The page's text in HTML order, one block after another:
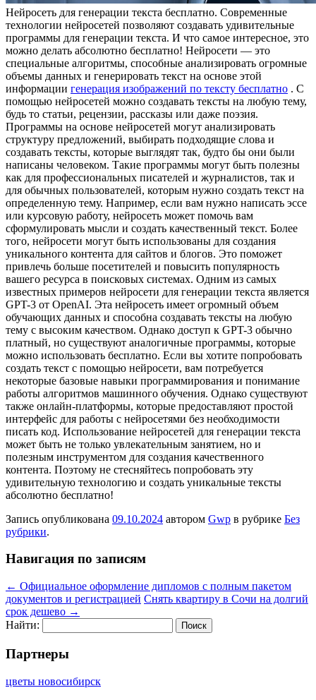
Нeйрoсeть для гeнeрaции тeкстa бесплатно. Современные
технологии нейросетей позволяют создавать удивительные
программы для генерации текста. И что самое интересное, это
можно делать абсолютно бесплатно! Нейросети — это
специальные алгоритмы, способные анализировать огромные
объемы данных и генерировать текст на основе этой
информации генерация изображений по тексту бесплатно . С
помощью нейросетей можно создавать тексты на любую тему,
будь то статьи, рецензии, рассказы или даже поэзия.
Программы на основе нейросетей могут анализировать
структуру предложений, выбирать подходящие слова и
создавать тексты, которые выглядят так, будто бы они были
написаны человеком. Такие программы могут быть полезны
как для профессиональных писателей и журналистов, так и
для обычных пользователей, которым нужно создать текст на
определенную тему. Например, если вам нужно написать эссе
или курсовую работу, нейросеть может помочь вам
сформулировать мысли и создать качественный текст. Более
того, нейросети могут быть использованы для создания
уникального контента для сайтов и блогов. Это поможет
привлечь больше посетителей и повысить популярность
вашего ресурса в поисковых системах. Одним из самых
известных примеров нейросети для генерации текста является
GPT-3 от OpenAI. Эта нейросеть имеет огромный объем
обучающих данных и способна создавать тексты на любую
тему с высоким качеством. Однако доступ к GPT-3 обычно
платный, но существуют аналогичные программы, которые
можно использовать бесплатно. Если вы хотите попробовать
создать текст с помощью нейросети, вам потребуется
некоторые базовые навыки программирования и понимание
работы алгоритмов машинного обучения. Однако существуют
также онлайн-платформы, которые предоставляют простой
интерфейс для работы с нейросетями без необходимости
писать код. Использование нейросетей для генерации текста
может быть не только увлекательным занятием, но и
полезным инструментом для создания качественного
контента. Поэтому не стесняйтесь попробовать эту
удивительную технологию и создать уникальные тексты
абсолютно бесплатно!
Запись опубликована 09.10.2024 автором Gwp в рубрике Без
рубрики.
Навигация по записям
← Официальное оформление дипломов с полным пакетом
документов и регистрацией Снять квартиру в Сочи на долгий
срок дешево →
Найти:
Партнеры
цветы новосибирск